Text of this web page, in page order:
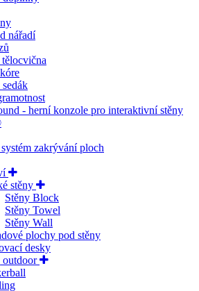
nářadí
- herní konzole pro interaktivní stěny
zakrývání ploch
stěny
Stěny Block
Stěny Towel
Stěny Wall
plochy pod stěny
desky
outdoor